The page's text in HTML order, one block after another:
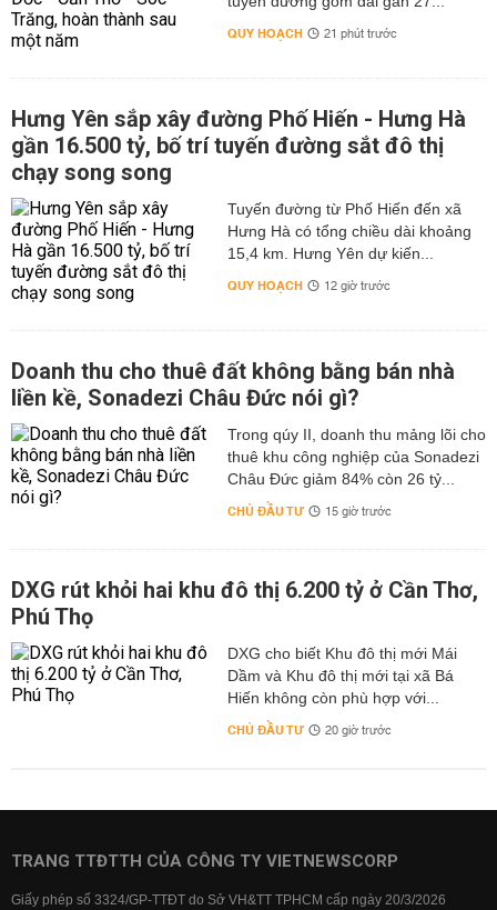
QUY HOẠCH 21 phút trước
Hưng Yên sắp xây đường Phố Hiến - Hưng Hà
gần 16.500 tỷ, bố trí tuyến đường sắt đô thị
chạy song song
Tuyến đường từ Phố Hiến đến xã
Hưng Hà có tổng chiều dài khoảng
15,4 km. Hưng Yên dự kiến...
QUY HOẠCH 12 giờ trước
Doanh thu cho thuê đất không bằng bán nhà
liền kề, Sonadezi Châu Đức nói gì?
Trong qúy II, doanh thu mảng lõi cho
thuê khu công nghiệp của Sonadezi
Châu Đức giảm 84% còn 26 tỷ...
CHỦ ĐẦU TƯ 15 giờ trước
DXG rút khỏi hai khu đô thị 6.200 tỷ ở Cần Thơ,
Phú Thọ
DXG cho biết Khu đô thị mới Mái
Dầm và Khu đô thị mới tại xã Bá
Hiến không còn phù hợp với...
CHỦ ĐẦU TƯ 20 giờ trước
TRANG TTĐTTH CỦA CÔNG TY VIETNEWSCORP
Giấy phép số 3324/GP-TTĐT do Sở VH&TT TPHCM cấp ngày 20/3/2026